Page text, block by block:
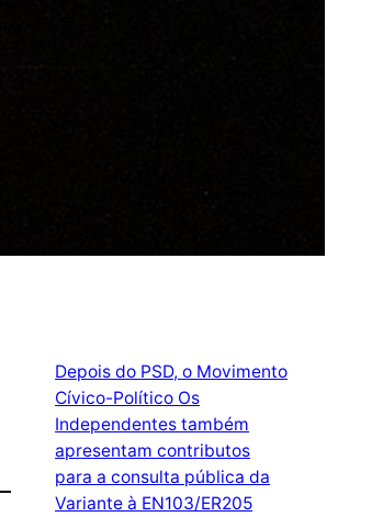
Depois do PSD, o Movimento
Cívico-Político Os
Independentes também
apresentam contributos
para a consulta pública da
Variante à EN103/ER205